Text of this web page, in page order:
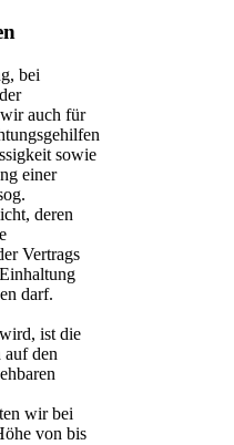
bei
auch für
sowie
einer
deren
Vertrags
darf.
ist die
auf den
wir bei
von bis